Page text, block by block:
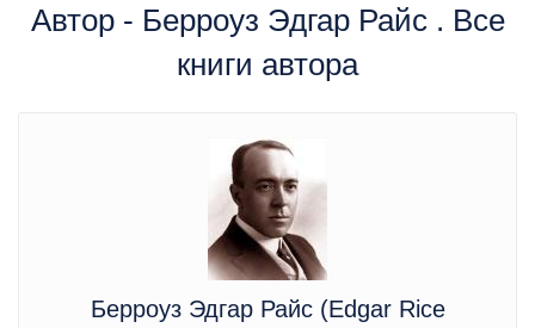
Автор - Берроуз Эдгар Райс . Все
книги автора
Берроуз Эдгар Райс (Edgar Rice